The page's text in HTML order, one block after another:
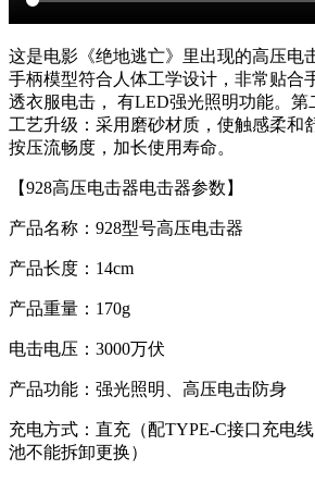
这是电影《绝地逃亡》里出现的高压电
手柄模型符合人体工学设计，非常贴合
透衣服电击， 有LED强光照明功能。第
工艺升级：采用磨砂材质，使触感柔和
按压流畅度，加长使用寿命。
【928高压电击器电击器参数】
产品名称：928型号高压电击器
产品长度：14cm
产品重量：170g
电击电压：3000万伏
产品功能：强光照明、高压电击防身
充电方式：直充（配TYPE-C接口充电
池不能拆卸更换）